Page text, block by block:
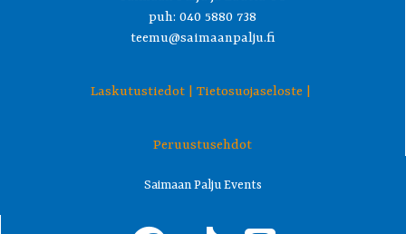
puh: 040 5880 738
teemu@saimaanpalju.fi
Laskutustiedot | Tietosuojaseloste |
Peruustusehdot
Saimaan Palju Events